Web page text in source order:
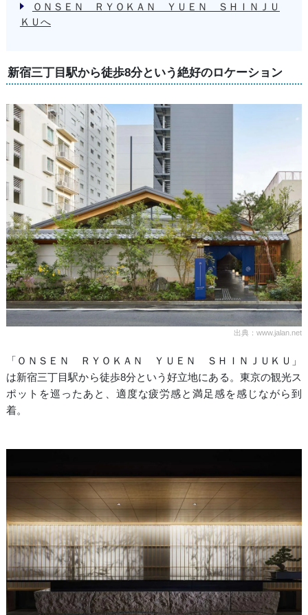
ＯＮＳＥＮ ＲＹＯＫＡＮ ＹＵＥＮ ＳＨＩＮＪＵ
ＫＵへ
新宿三丁目駅から徒歩8分という絶好のロケーション
出典：www.jalan.net
「ＯＮＳＥＮ ＲＹＯＫＡＮ ＹＵＥＮ ＳＨＩＮＪＵＫＵ」
は新宿三丁目駅から徒歩8分という好立地にある。東京の観光ス
ポットを巡ったあと、適度な疲労感と満足感を感じながら到
着。